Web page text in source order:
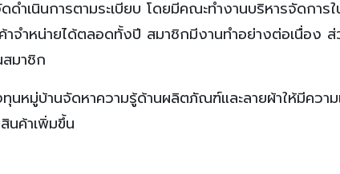
ำเนินการตามระเบียบ โดยมีคณะทำงานบริหารจัดการ
จำหน่ายได้ตลอดทั้งปี สมาชิกมีงานทำอย่างต่อเนื่อง ส่
มาชิก
นหมู่บ้านจัดหาความรู้ด้านผลิตภัณฑ์และลายผ้าให้มีคว
นค้าเพิ่มขึ้น